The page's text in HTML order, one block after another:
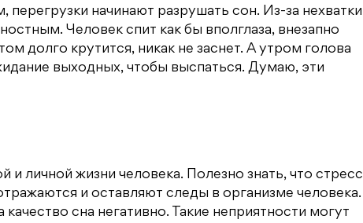
начинают разрушать сон. Из-за нехватки
Человек спит как бы вполглаза, внезапно
долго крутится, никак не заснет. А утром голова
выходных, чтобы выспаться. Думаю, эти
личной жизни человека. Полезно знать, что стресс
и оставляют следы в организме человека.
сна негативно. Такие неприятности могут